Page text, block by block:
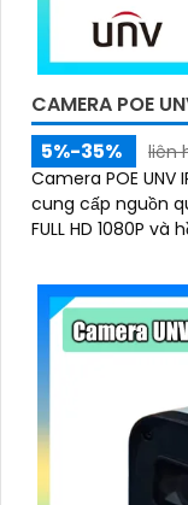
CAMERA POE
5%-35%
liên
Camera POE UNV
cung cấp nguồn
FULL HD 1080P